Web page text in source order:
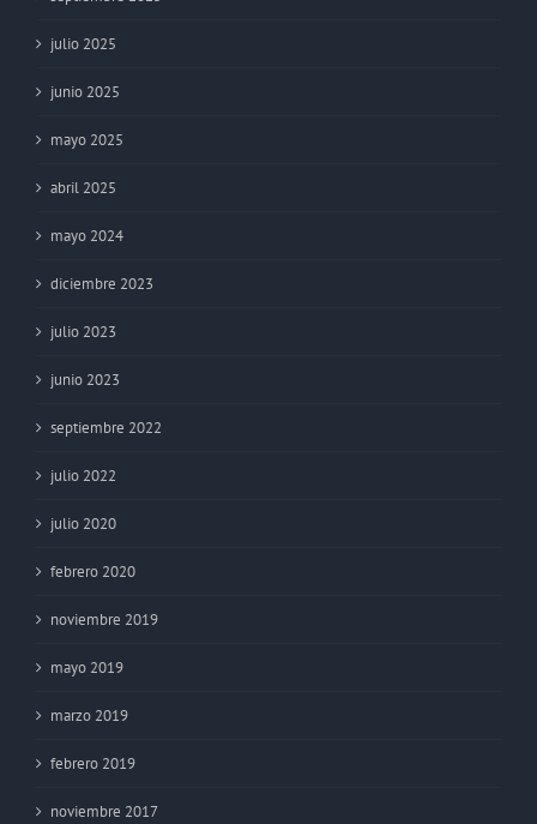
julio 2025
junio 2025
mayo 2025
abril 2025
mayo 2024
diciembre 2023
julio 2023
junio 2023
septiembre 2022
julio 2022
julio 2020
febrero 2020
noviembre 2019
mayo 2019
marzo 2019
febrero 2019
noviembre 2017